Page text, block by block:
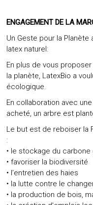
ENGAGEMENT DE LA
Un Geste pour la Planète
latex naturel:
En plus de vous
la planète, LatexBio a
écologique.
En collaboration avec
acheté, un arbre est
Le but est de reboiser la
:
• le stockage du
• favoriser la biodiversité
• l’entretien des haies
• la lutte contre le
• la production de bois,